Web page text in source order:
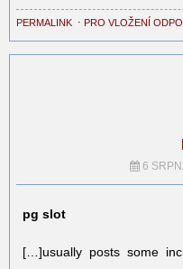
PERMALINK ⋅ PRO VLOŽENÍ
6
pg slot
[…]usually posts some